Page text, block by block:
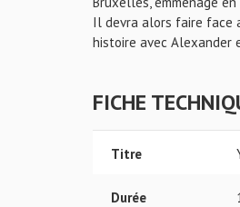
Il devra alors faire face
histoire avec Alexander
FICHE
Titre
Durée